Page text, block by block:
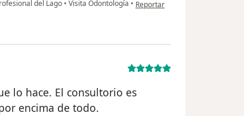
del Lago • Visita Odontología • Reportar
lo hace. El consultorio es
encima de todo.